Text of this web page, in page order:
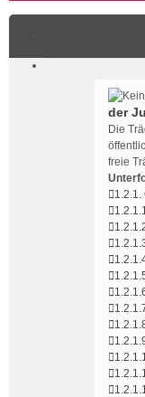
der
Die
freie
1.2.1.